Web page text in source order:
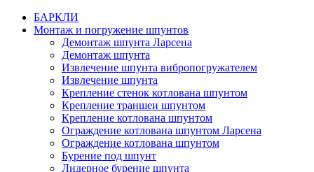
БАРКЛИ
Монтаж и погружение шпунтов
Демонтаж шпунта Ларсена
Демонтаж шпунта
Извлечение шпунта вибропогружателем
Извлечение шпунта
Крепление стенок котлована шпунтом
Крепление траншеи шпунтом
Крепление котлована шпунтом
Ограждение котлована шпунтом Ларсена
Ограждение котлована шпунтом
Бурение под шпунт
Лидерное бурение шпунта